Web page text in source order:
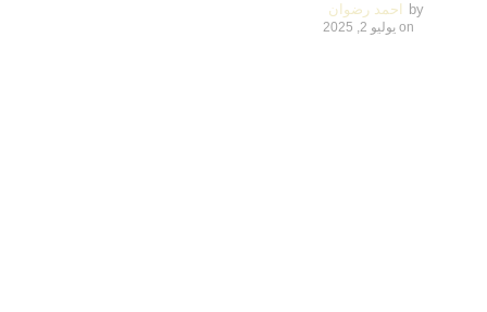
by احمد رضوان
on يوليو 2, 2025